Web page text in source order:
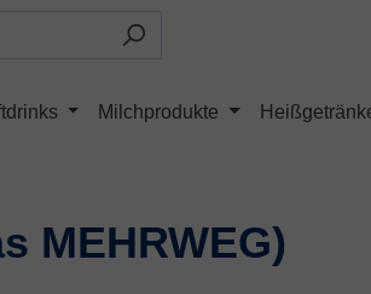
Milchprodukte
MEHRWEG)